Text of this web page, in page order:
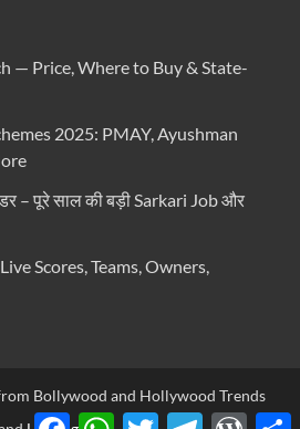
— Price, Where to Buy & State-
2025: PMAY, Ayushman
– पूरे साल की बड़ी Sarkari Job और
Scores, Teams, Owners,
Bollywood and Hollywood Trends
FacebookWhatsApp
TwitterTelegram